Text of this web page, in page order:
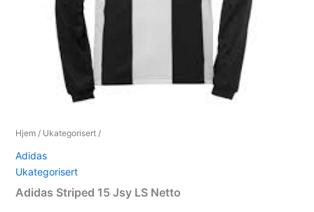
Hjem / Ukategorisert /
Adidas
Ukategorisert
Adidas Striped 15 Jsy LS Netto